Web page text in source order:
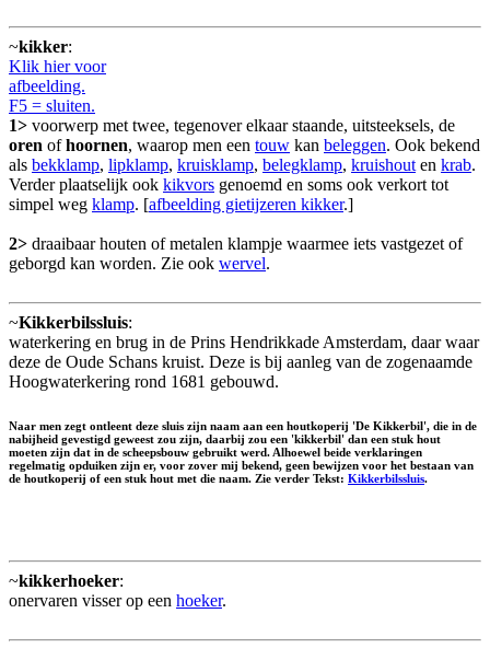
~kikker:
Klik hier voor
afbeelding.
F5 = sluiten.
1> voorwerp met twee, tegenover elkaar staande, uitsteeksels, de
oren ofhoornen, waarop men een touw kan beleggen. Ook bekend
als bekklamp, lipklamp, kruisklamp, belegklamp, kruishout en krab.
Verder plaatselijk ook kikvors genoemd en soms ook verkort tot
simpel weg klamp. [afbeelding gietijzeren kikker.]
2> draaibaar houten of metalen klampje waarmee iets vastgezet of
geborgd kan worden. Zie ook wervel.
~Kikkerbilssluis:
waterkering en brug in de Prins Hendrikkade Amsterdam, daar waar
deze de Oude Schans kruist. Deze is bij aanleg van de zogenaamde
Hoogwaterkering rond 1681 gebouwd.
Naar men zegt ontleent deze sluis zijn naam aan een houtkoperij 'De Kikkerbil', die in de
nabijheid gevestigd geweest zou zijn, daarbij zou een 'kikkerbil' dan een stuk hout
moeten zijn dat in de scheepsbouw gebruikt werd. Alhoewel beide verklaringen
regelmatig opduiken zijn er, voor zover mij bekend, geen bewijzen voor het bestaan van
de houtkoperij of een stuk hout met die naam. Zie verder Tekst: Kikkerbilssluis.
~kikkerhoeker:
onervaren visser op een hoeker.